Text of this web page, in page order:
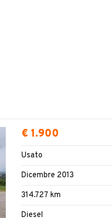
€ 1.900
Usato
Dicembre 2013
314.727 km
Diesel